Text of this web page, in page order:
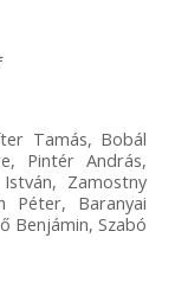
Tamás, Bobál
Pintér András,
Zamostny
Péter, Baranyai
Benjámin, Szabó